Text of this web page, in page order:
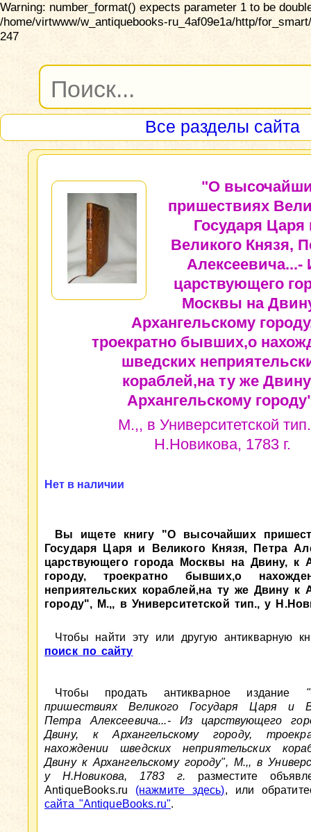
Warning: number_format() expects parameter 1 to be
/home/virtwww/w_antiquebooks-ru_4af09e1a/http/
247
Все разделы сайта
"О
пришествиях
Государя Царя
Великого Князя,
Алексеевича...-
царствующего
Москвы на
Архангельскому
троекратно бывших,о
шведских
кораблей,на ту же
Архангельскому
М.,, в Университетской
Н.Новикова, 1783 г.
Нет в наличии
Вы ищете книгу "О высочайших
Государя Царя и Великого Князя, Петра
царствующего города Москвы на Двину, к
городу, троекратно бывших,о
неприятельских кораблей,на ту же Двину к
городу", М.,, в Университетской тип., у
Чтобы найти эту или другую антикварную
поиск по сайту
Чтобы продать антикварное издание
пришествиях Великого Государя Царя и
Петра Алексеевича...- Из царствующего
Двину, к Архангельскому городу,
нахождении шведских неприятельских
Двину к Архангельскому городу", М.,, в
у Н.Новикова, 1783 г. разместите
AntiqueBooks.ru (нажмите здесь), или
сайта "AntiqueBooks.ru".